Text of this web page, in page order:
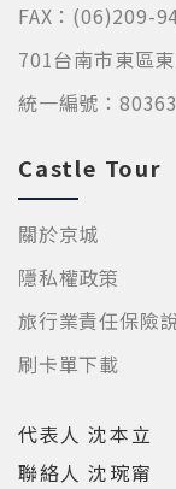
FAX： (06)209-
701台南市東區
統一編號：
Castle Tour
關於京城
隱私權政策
旅行業責任保險
刷卡單下載
代表人 沈本立
聯絡人 沈琬甯